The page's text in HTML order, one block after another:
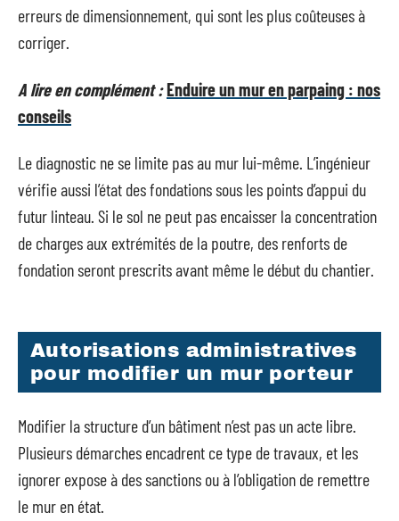
erreurs de dimensionnement, qui sont les plus coûteuses à
corriger.
A lire en complément :Enduire un mur en parpaing : nos
conseils
Le diagnostic ne se limite pas au mur lui-même. L’ingénieur
vérifie aussi l’état des fondations sous les points d’appui du
futur linteau. Si le sol ne peut pas encaisser la concentration
de charges aux extrémités de la poutre, des renforts de
fondation seront prescrits avant même le début du chantier.
Autorisations administratives
pour modifier un mur porteur
Modifier la structure d’un bâtiment n’est pas un acte libre.
Plusieurs démarches encadrent ce type de travaux, et les
ignorer expose à des sanctions ou à l’obligation de remettre
le mur en état.